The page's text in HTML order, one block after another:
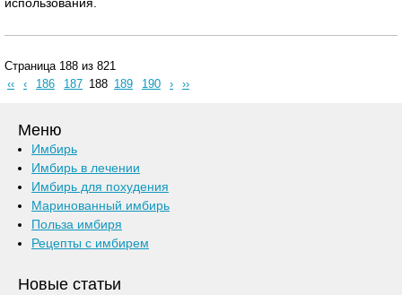
Страница 188 из 821
‹‹
‹ 186 187 188 189 190 › ››
Меню
Имбирь
Имбирь в лечении
Имбирь для похудения
Маринованный имбирь
Польза имбиря
Рецепты с имбирем
Новые статьи